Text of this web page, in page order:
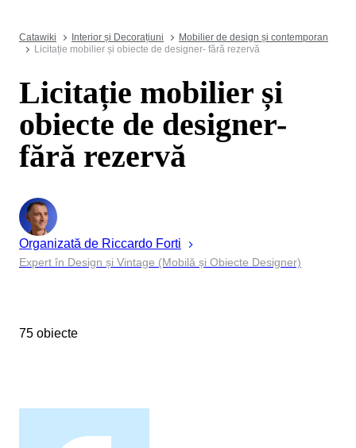
Catawiki Interior și Decorațiuni
Mobilier de design și contemporan
Licitație mobilier și obiecte de designer- fără rezervă
Licitație mobilier și
obiecte de designer-
fără rezervă
Organizată de Riccardo Forti
Expert în Design și Vintage (Mobilă și Obiecte Designer)
75 obiecte